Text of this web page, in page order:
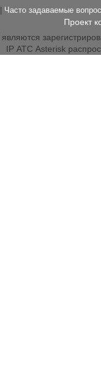
Часто задаваемые
Проект
являются
IP АТС Asterisk